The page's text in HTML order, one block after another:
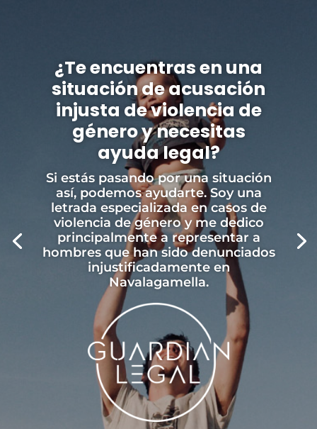
¿Te encuentras en una
situación de acusación
injusta de violencia de
género y necesitas
ayuda legal?
Si estás pasando por una situación
así, podemos ayudarte. Soy una
letrada especializada en casos de
violencia de género y me dedico
principalmente a representar a
hombres que han sido denunciados
injustificadamente en
Navalagamella.